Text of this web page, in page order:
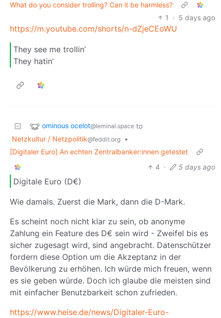
What do you consider trolling? Can it be harmless?
1
· 5 days ago
https://m.youtube.com/shorts/n-dZjeCEoWU
They see me trollin’
They hatin’
ominous ocelot@leminal.space to
Netzkultur / Netzpolitik@feddit.org
•
[Digitaler Euro] An echten Zentralbanker:innen getestet
4 · 5 days ago
Digitale Euro (D€)
Wie damals. Zuerst die Mark, dann die D-Mark.
Es scheint noch nicht klar zu sein, ob anonyme
Zahlung ein Feature des D€ sein wird - Zweifel bis es
sicher zugesagt wird, sind angebracht. Datenschützer
fordern diese Option um die Akzeptanz in der
Bevölkerung zu erhöhen. Ich würde mich freuen, wenn
es sie geben würde. Doch ich glaube die meisten sind
mit einfacher Benutzbarkeit schon zufrieden.
https://www.heise.de/news/Digitaler-Euro-